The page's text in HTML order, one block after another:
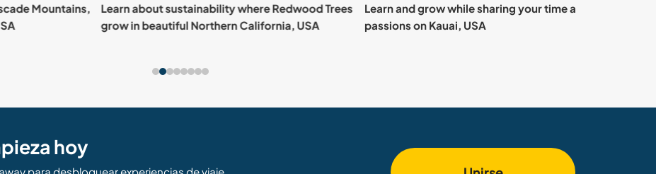
Learn about sustainability where Redwood Trees
grow in beautiful Northern California, USA
Learn and grow while sharing your time and
passions on Kauai, USA
hoy